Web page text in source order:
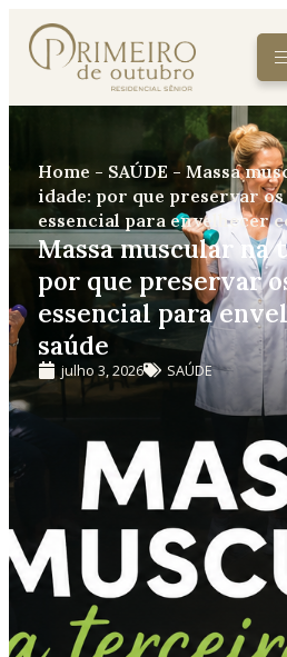
Home - SAÚDE - Massa
idade: por que preservar os
essencial para envelhecer
Massa muscular na
por que preservar
essencial para
saúde
julho 3, 2026 SAÚDE